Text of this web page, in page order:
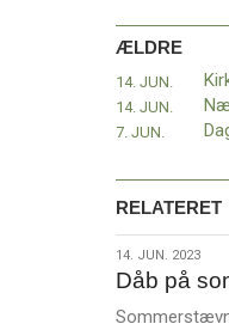
Integrationstjeneste
ÆLDRE
14. JUN.
14. JUN.
7. JUN.
RELATERET
14.
jun.
2023
14. JUN. 2023
Dåb på